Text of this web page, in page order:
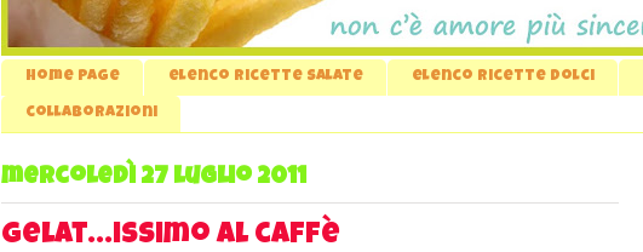
Home page elenco ricette salate elenco ricette dolci
collaborazioni
mercoledì 27 luglio 2011
gelat...issimo al caffè